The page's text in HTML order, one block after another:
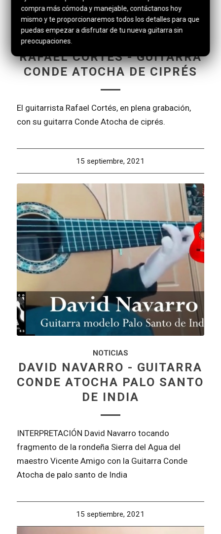
RAFAEL CORTÉS - GUITARRA
CONDE ATOCHA DE CIPRÉS
El guitarrista Rafael Cortés, en plena grabación,
con su guitarra Conde Atocha de ciprés.
15 septiembre, 2021
NOTICIAS
DAVID NAVARRO - GUITARRA
CONDE ATOCHA PALO SANTO
DE INDIA
INTERPRETACIÓN David Navarro tocando
fragmento de la rondeña Sierra del Agua del
maestro Vicente Amigo con la Guitarra Conde
Atocha de palo santo de India
15 septiembre, 2021
compra más cómoda y manejable, contáctanos hoy
mismo y te proporcionaremos todos los detalles para que
puedas empezar a disfrutar de tu nueva guitarra sin
preocupaciones.